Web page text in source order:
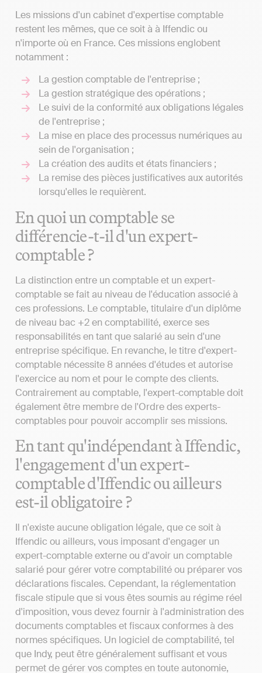
Les missions d'un cabinet d'expertise comptable
restent les mêmes, que ce soit à à Iffendic ou
n'importe où en France. Ces missions englobent
notamment :
La gestion comptable de l'entreprise ;
La gestion stratégique des opérations ;
Le suivi de la conformité aux obligations légales
de l'entreprise ;
La mise en place des processus numériques au
sein de l'organisation ;
La création des audits et états financiers ;
La remise des pièces justificatives aux autorités
lorsqu'elles le requièrent.
En quoi un comptable se
différencie-t-il d'un expert-
comptable ?
La distinction entre un comptable et un expert-
comptable se fait au niveau de l'éducation associé à
ces professions. Le comptable, titulaire d'un diplôme
de niveau bac +2 en comptabilité, exerce ses
responsabilités en tant que salarié au sein d'une
entreprise spécifique. En revanche, le titre d'expert-
comptable nécessite 8 années d'études et autorise
l'exercice au nom et pour le compte des clients.
Contrairement au comptable, l'expert-comptable doit
également être membre de l'Ordre des experts-
comptables pour pouvoir accomplir ses missions.
En tant qu'indépendant à Iffendic,
l'engagement d'un expert-
comptable d'Iffendic ou ailleurs
est-il obligatoire ?
Il n'existe aucune obligation légale, que ce soit à
Iffendic ou ailleurs, vous imposant d'engager un
expert-comptable externe ou d'avoir un comptable
salarié pour gérer votre comptabilité ou préparer vos
déclarations fiscales. Cependant, la réglementation
fiscale stipule que si vous êtes soumis au régime réel
d'imposition, vous devez fournir à l'administration des
documents comptables et fiscaux conformes à des
normes spécifiques. Un logiciel de comptabilité, tel
que Indy, peut être généralement suffisant et vous
permet de gérer vos comptes en toute autonomie,